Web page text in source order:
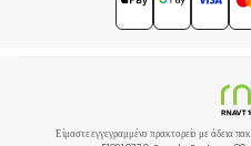
Είμαστε εγγεγραμμένο πρακτορείο με άδεια